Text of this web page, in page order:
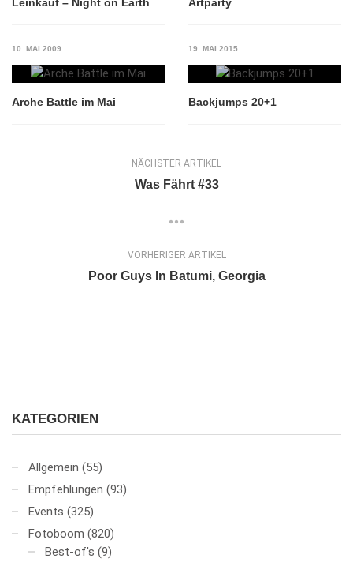
10. MAI 2009
Arche Battle im Mai
19. MAI 2015
Backjumps 20+1
NÄCHSTER ARTIKEL
Was Fährt #33
VORHERIGER ARTIKEL
Poor Guys In Batumi, Georgia
KATEGORIEN
Allgemein (55)
Empfehlungen (93)
Events (325)
Fotoboom (820)
Best-of's (9)